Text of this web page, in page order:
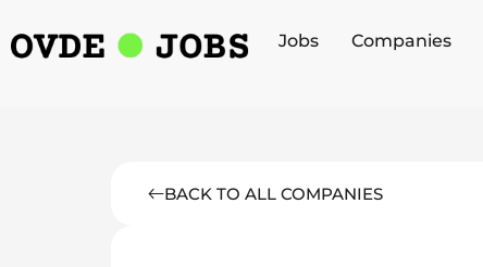
Jobs Companies
BACK TO ALL COMPANIES